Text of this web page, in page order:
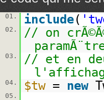
01. include(
02.
// on
03.
// et en
04. $tw = new
05.